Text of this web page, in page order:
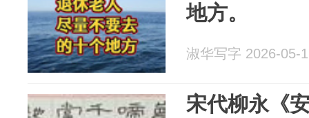
地方。
淑华写字 2026-05-
宋代柳永《